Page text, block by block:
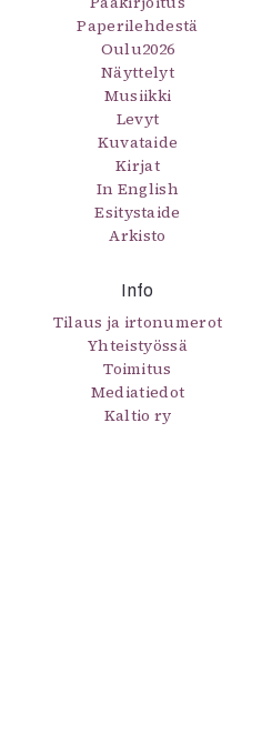
Paperilehdestä
Oulu2026
Näyttelyt
Musiikki
Levyt
Kuvataide
Kirjat
In English
Esitystaide
Arkisto
Info
Tilaus ja irtonumerot
Yhteistyössä
Toimitus
Mediatiedot
Kaltio ry